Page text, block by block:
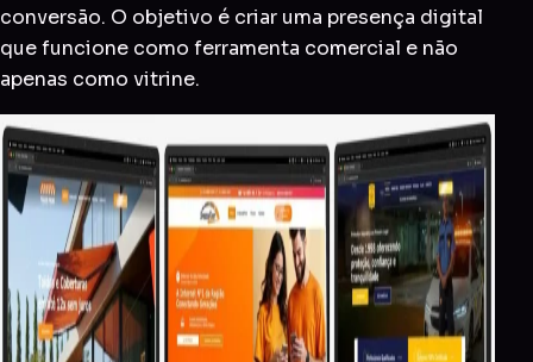
conversão. O objetivo é criar uma presença digital
que funcione como ferramenta comercial e não
apenas como vitrine.